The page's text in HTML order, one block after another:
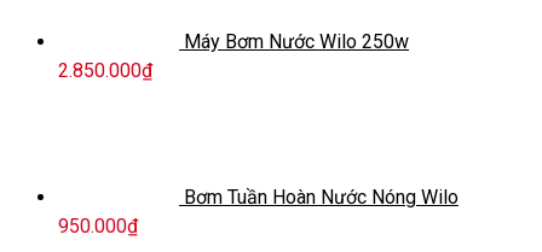
Máy Bơm Nước Wilo 250w
2.850.000₫
Bơm Tuần Hoàn Nước Nóng Wilo
950.000₫